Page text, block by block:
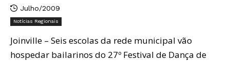
Julho/2009
Notícias Regionais
Joinville – Seis escolas da rede municipal vão
hospedar bailarinos do 27º Festival de Dança de